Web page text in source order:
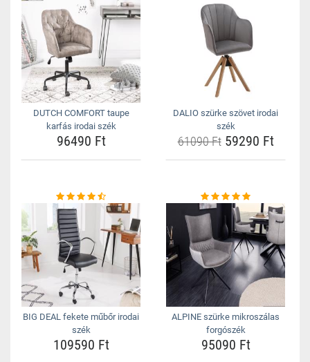
DUTCH COMFORT taupe
karfás irodai szék
96490 Ft
DALIO szürke szövet irodai
szék
61090 Ft59290 Ft
BIG DEAL fekete műbőr irodai
szék
109590 Ft
ALPINE szürke mikroszálas
forgószék
95090 Ft